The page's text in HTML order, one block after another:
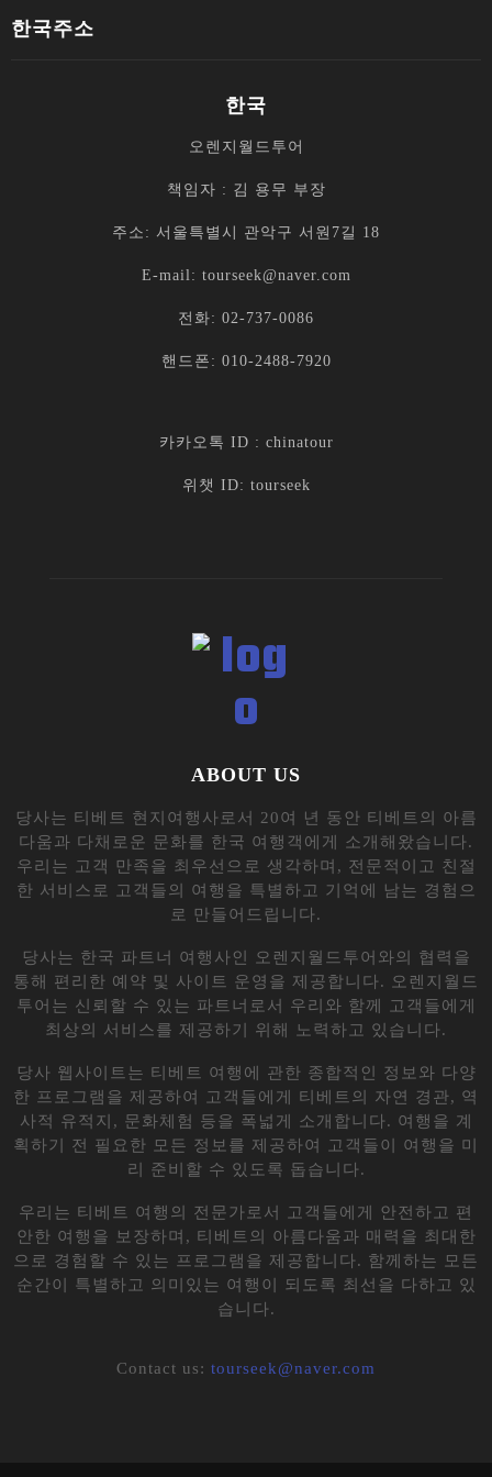
ABOUT US
당사는 티베트 현지여행사로서 20여 년 동안 티베트의 아름
다움과 다채로운 문화를 한국 여행객에게 소개해왔습니다.
통해 편리한 예약 및 사이트 운영을 제공합니다. 오렌지월드
사적 유적지, 문화체험 등을 폭넓게 소개합니다. 여행을 계
획하기 전 필요한 모든 정보를 제공하여 고객들이 여행을 미
리 준비할 수 있도록 돕습니다.
우리는 티베트 여행의 전문가로서 고객들에게 안전하고 편
으로 경험할 수 있는 프로그램을 제공합니다. 함께하는 모든
습니다.
Contact us: tourseek@naver.com